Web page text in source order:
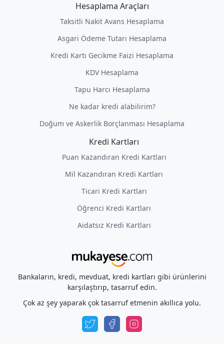
Hesaplama Araçları
Taksitli Nakit Avans Hesaplama
Asgari Ödeme Tutarı Hesaplama
Kredi Kartı Gecikme Faizi Hesaplama
KDV Hesaplama
Tapu Harcı Hesaplama
Ne kadar kredi alabilirim?
Doğum ve Askerlik Borçlanması Hesaplama
Kredi Kartları
Puan Kazandıran Kredi Kartları
Mil Kazandıran Kredi Kartları
Ticari Kredi Kartları
Öğrenci Kredi Kartları
Aidatsız Kredi Kartları
Bankaların, kredi, mevduat, kredi kartları gibi ürünlerini
karşılaştırıp, tasarruf edin.
Çok az şey yaparak çok tasarruf etmenin akıllıca yolu.